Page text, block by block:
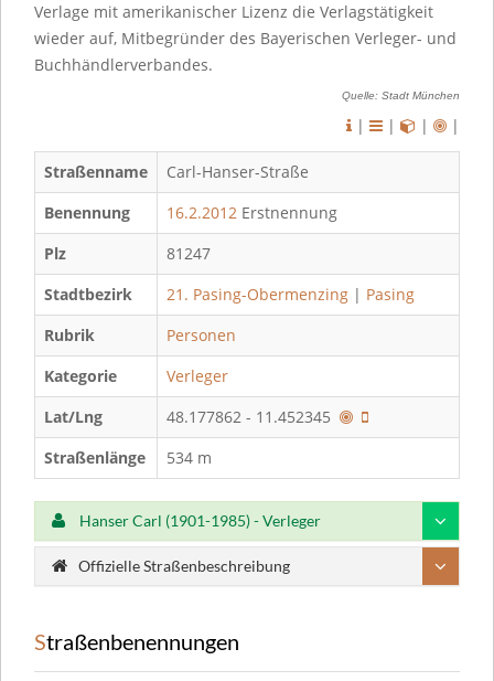
Verlage mit amerikanischer Lizenz die Verlagstätigkeit
wieder auf, Mitbegründer des Bayerischen Verleger- und
Buchhändlerver­bandes.
Quelle: Stadt München
| | | |
Straßenname
Carl-Hanser-Straße
Benennung
16.2.2012 Erstnennung
Plz
81247
Stadtbezirk
21. Pasing-Obermenzing | Pasing
Rubrik
Personen
Kategorie
Verleger
Lat/Lng
48.177862 - 11.452345
Straßenlänge
534 m
Hanser Carl (1901-1985) - Verleger
Offizielle Straßenbeschreibung
Straßenbenennungen